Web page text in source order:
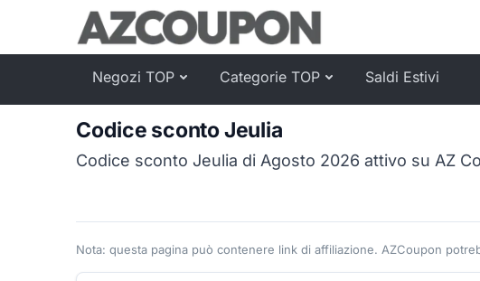
Negozi TOP Categorie TOP Saldi Estivi
Codice sconto Jeulia
Codice sconto Jeulia di Agosto 2026 attivo su AZ
Nota: questa pagina può contenere link di affiliazione. AZCoupon